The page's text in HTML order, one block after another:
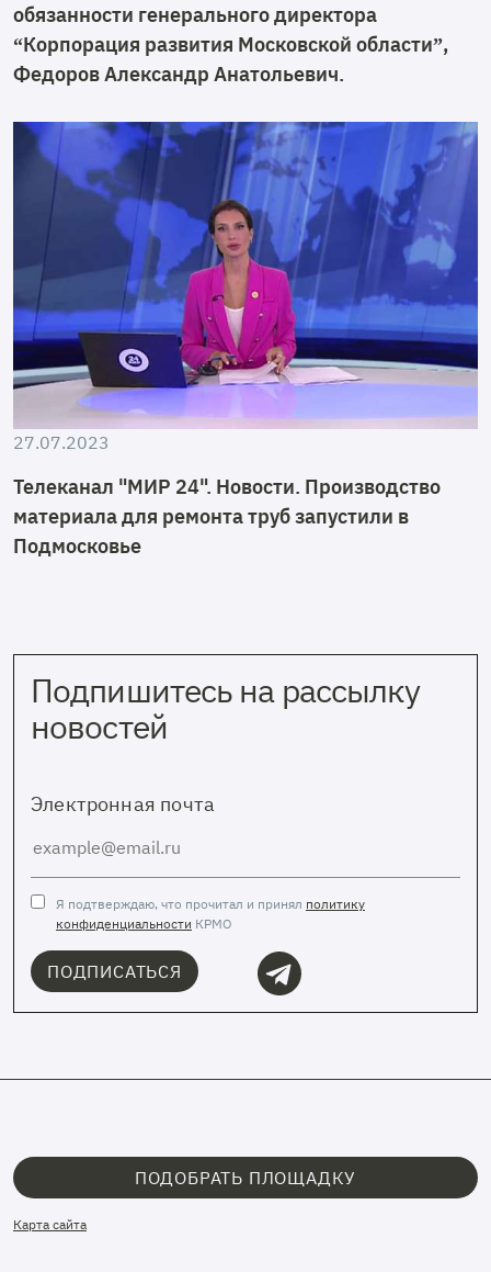
обязанности генерального директора
“Корпорация развития Московской области”,
Федоров Александр Анатольевич.
27.07.2023
Телеканал "МИР 24". Новости. Производство
материала для ремонта труб запустили в
Подмосковье
Подпишитесь на рассылку
новостей
Электронная почта
Я подтверждаю, что прочитал и принял политику
конфиденциальности КРМО
ПОДПИСАТЬСЯ
ПОДОБРАТЬ ПЛОЩАДКУ
Карта сайта